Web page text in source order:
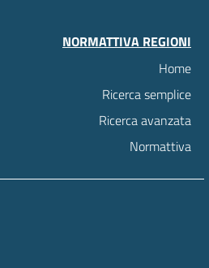
NORMATTIVA REGIONI
Home
Ricerca semplice
Ricerca avanzata
Normattiva